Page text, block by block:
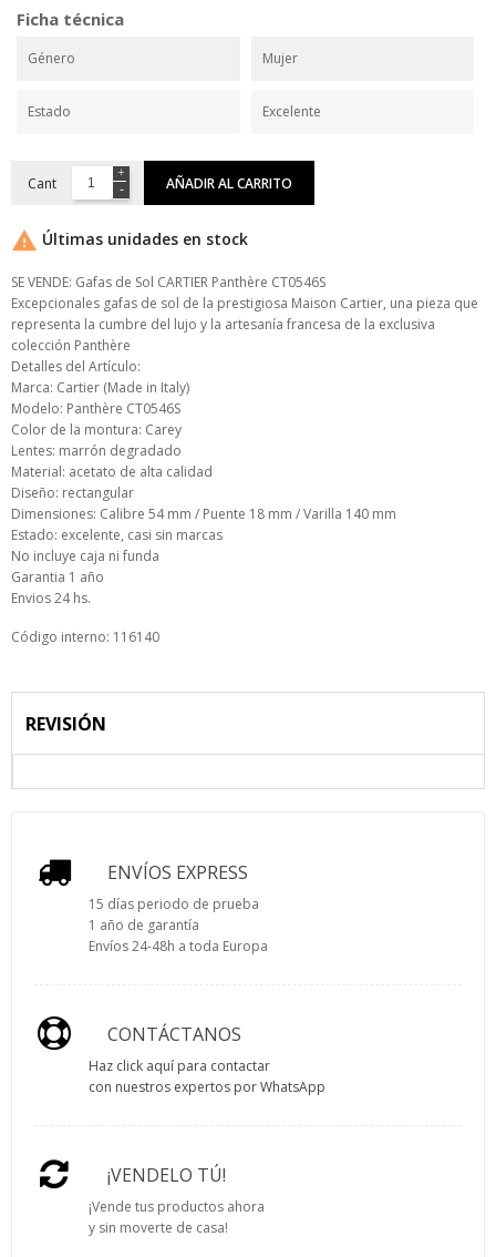
Ficha técnica
Género Mujer
Estado Excelente
Cant AÑADIR AL CARRITO
 Últimas unidades en stock
SE VENDE: Gafas de Sol CARTIER Panthère CT0546S
Excepcionales gafas de sol de la prestigiosa Maison Cartier, una pieza que
representa la cumbre del lujo y la artesanía francesa de la exclusiva
colección Panthère
Detalles del Artículo:
Marca: Cartier (Made in Italy)
Modelo: Panthère CT0546S
Color de la montura: Carey
Lentes: marrón degradado
Material: acetato de alta calidad
Diseño: rectangular
Dimensiones: Calibre 54 mm / Puente 18 mm / Varilla 140 mm
Estado: excelente, casi sin marcas
No incluye caja ni funda
Garantia 1 año
Envios 24 hs.
Código interno: 116140
REVISIÓN
ENVÍOS EXPRESS
15 días periodo de prueba
1 año de garantía
Envíos 24-48h a toda Europa
CONTÁCTANOS
Haz click aquí para contactar
con nuestros expertos por WhatsApp
¡VENDELO TÚ!
¡Vende tus productos ahora
y sin moverte de casa!